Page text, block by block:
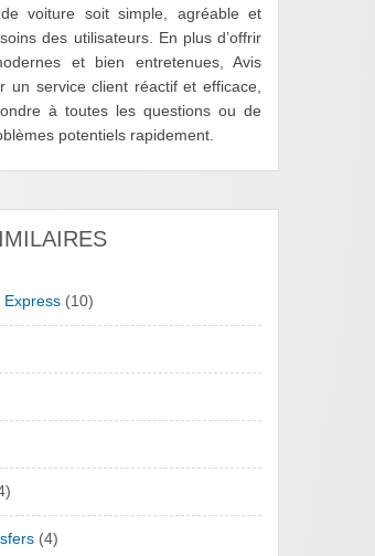
voiture soit simple, agréable et
des utilisateurs. En plus d’offrir
et bien entretenues, Avis
un service client réactif et efficace,
à toutes les questions ou de
potentiels rapidement.
Express (10)
(4)